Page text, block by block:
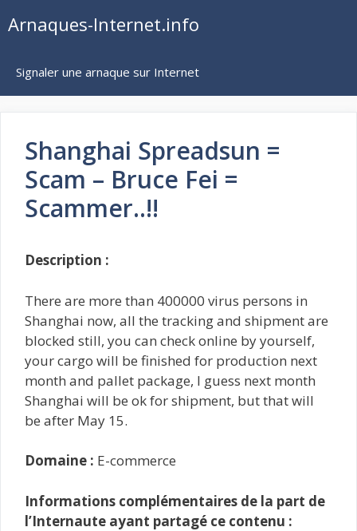
auArnaques-Internet.info
Signaler une arnaque sur Internet
Shanghai Spreadsun =
Scam – Bruce Fei =
Scammer..!!
Description :
There are more than 400000 virus persons in
Shanghai now, all the tracking and shipment are
blocked still, you can check online by yourself,
your cargo will be finished for production next
month and pallet package, I guess next month
Shanghai will be ok for shipment, but that will
be after May 15.
Domaine : E-commerce
Informations complémentaires de la part de
l’Internaute ayant partagé ce contenu :